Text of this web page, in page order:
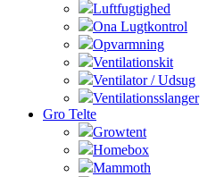
Luftfugtighed
Ona Lugtkontrol
Opvarmning
Ventilationskit
Ventilator / Udsug
Ventilationsslanger
Gro Telte
Growtent
Homebox
Mammoth